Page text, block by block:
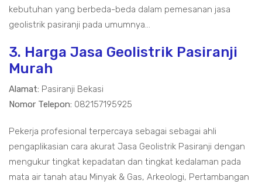
kebutuhan yang berbeda-beda dalam pemesanan jasa
geolistrik pasiranji pada umumnya...
3. Harga Jasa Geolistrik Pasiranji
Murah
Alamat: Pasiranji Bekasi
Nomor Telepon: 082157195925
Pekerja profesional terpercaya sebagai sebagai ahli
pengaplikasian cara akurat Jasa Geolistrik Pasiranji dengan
mengukur tingkat kepadatan dan tingkat kedalaman pada
mata air tanah atau Minyak & Gas, Arkeologi, Pertambangan